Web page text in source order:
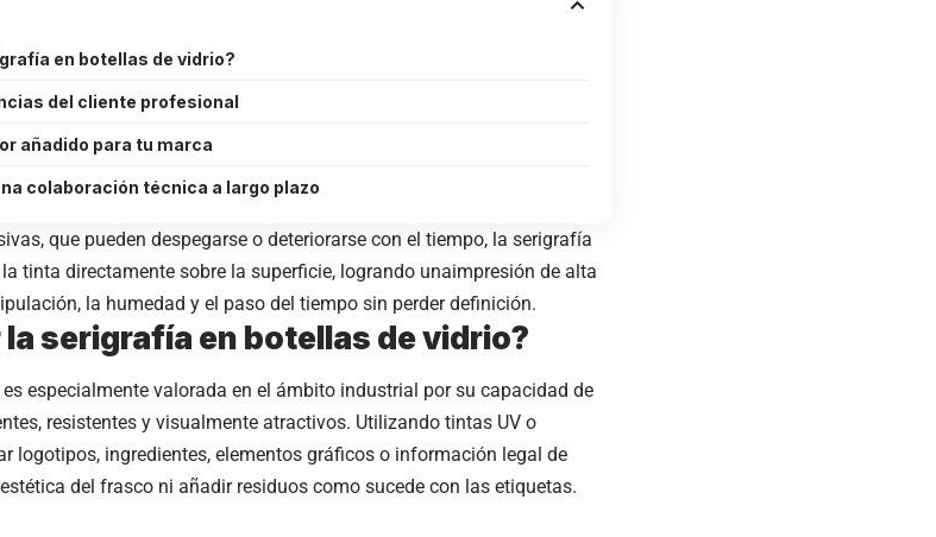
en botellas de vidrio?
del cliente profesional
añadido para tu marca
colaboración técnica a largo plazo
que pueden despegarse o deteriorarse con el tiempo, la serigrafía
tinta directamente sobre la superficie, logrando unaimpresión de alta
la humedad y el paso del tiempo sin perder definición.
la serigrafía en botellas de vidrio?
especialmente valorada en el ámbito industrial por su capacidad de
resistentes y visualmente atractivos. Utilizando tintas UV o
logotipos, ingredientes, elementos gráficos o información legal de
del frasco ni añadir residuos como sucede con las etiquetas.